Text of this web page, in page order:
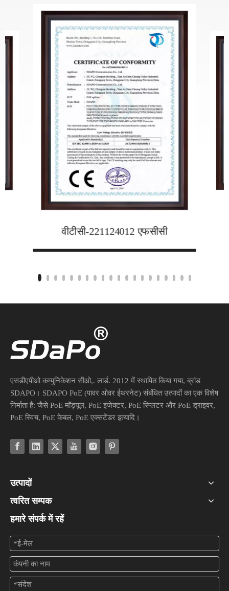
वीटीसी-221124012 एफसीसी
एसडीएपीओ कम्युनिकेशन सीओ,. लार्ड. 2012 में स्थापित किया गया, ब्रांड
SDAPO। SDAPO PoE (पावर ओवर ईथरनेट) संबंधित उत्पादों का एक विशेष
निर्माता है: जैसे PoE मॉड्यूल, PoE इंजेक्टर, PoE स्प्लिटर और PoE ड्राइवर,
PoE स्विच, PoE केबल, PoE एक्सटेंडर इत्यादि।
उत्पादों
त्वरित सम्पक
हमारे संपर्क में रहें